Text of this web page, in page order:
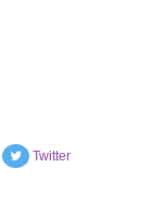
Twitter